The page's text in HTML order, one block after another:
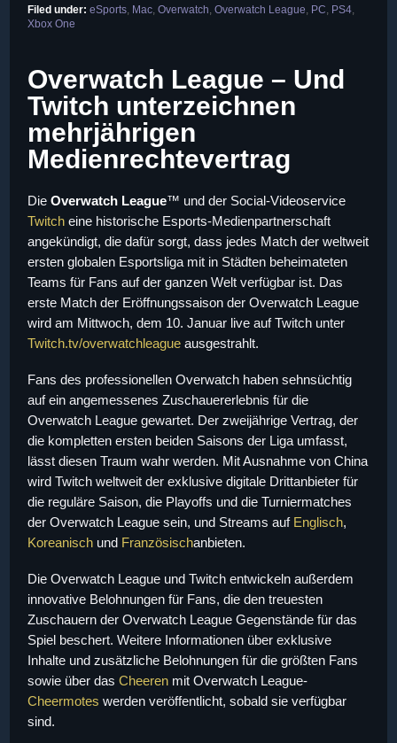
Filed under: eSports Mac Overwatch Overwatch League PC PS4
Xbox One
Overwatch League – Und
Twitch unterzeichnen
mehrjährigen
Medienrechtevertrag
Die Overwatch League™ und der Social-Videoservice
Twitch eine historische Esports-Medienpartnerschaft
angekündigt, die dafür sorgt, dass jedes Match der weltweit
ersten globalen Esportsliga mit in Städten beheimateten
Teams für Fans auf der ganzen Welt verfügbar ist. Das
erste Match der Eröffnungssaison der Overwatch League
wird am Mittwoch, dem 10. Januar live auf Twitch unter
Twitch.tv/overwatchleague ausgestrahlt.
Fans des professionellen Overwatch haben sehnsüchtig
auf ein angemessenes Zuschauererlebnis für die
Overwatch League gewartet. Der zweijährige Vertrag, der
die kompletten ersten beiden Saisons der Liga umfasst,
lässt diesen Traum wahr werden. Mit Ausnahme von China
wird Twitch weltweit der exklusive digitale Drittanbieter für
die reguläre Saison, die Playoffs und die Turniermatches
der Overwatch League sein, und Streams auf Englisch,
Koreanisch und Französischanbieten.
Die Overwatch League und Twitch entwickeln außerdem
innovative Belohnungen für Fans, die den treuesten
Zuschauern der Overwatch League Gegenstände für das
Spiel beschert. Weitere Informationen über exklusive
Inhalte und zusätzliche Belohnungen für die größten Fans
sowie über das Cheeren mit Overwatch League-
Cheermotes werden veröffentlicht, sobald sie verfügbar
sind.